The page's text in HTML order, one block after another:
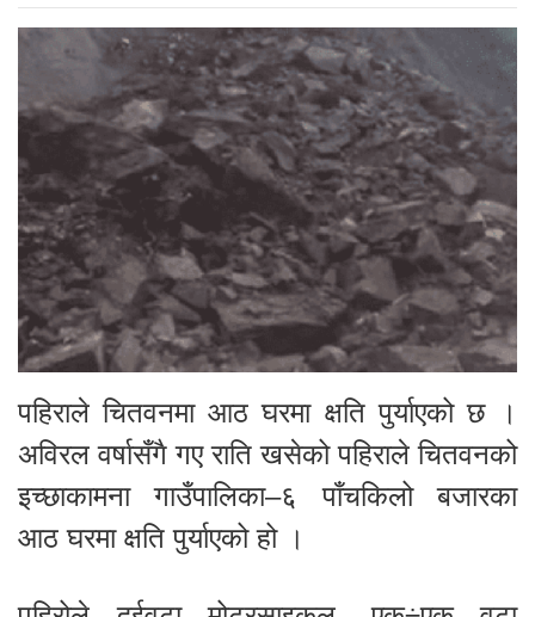
पहिराले चितवनमा आठ घरमा क्षति पुर्याएको छ ।
अविरल वर्षासँगै गए राति खसेको पहिराले चितवनको
इच्छाकामना गाउँपालिका–६ पाँचकिलो बजारका
आठ घरमा क्षति पुर्याएको हो ।